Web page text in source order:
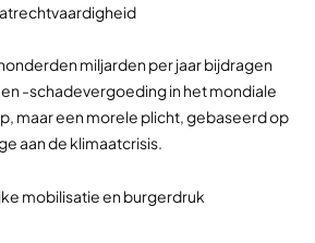
miljarden per jaar bijdragen
-schadevergoeding in het mondiale
maar een morele plicht, gebaseerd op
aan de klimaatcrisis.
mobilisatie en burgerdruk